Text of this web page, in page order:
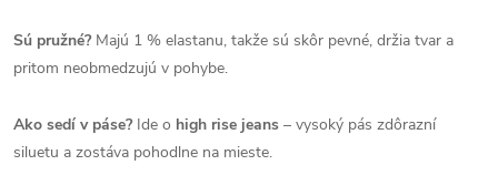
Sú pružné?Majú 1 % elastanu, takže sú skôr pevné, držia tvar a
pritom neobmedzujú v pohybe.
Ako sedí v páse?Ide o high rise jeans – vysoký pás zdôrazní
siluetu a zostáva pohodlne na mieste.